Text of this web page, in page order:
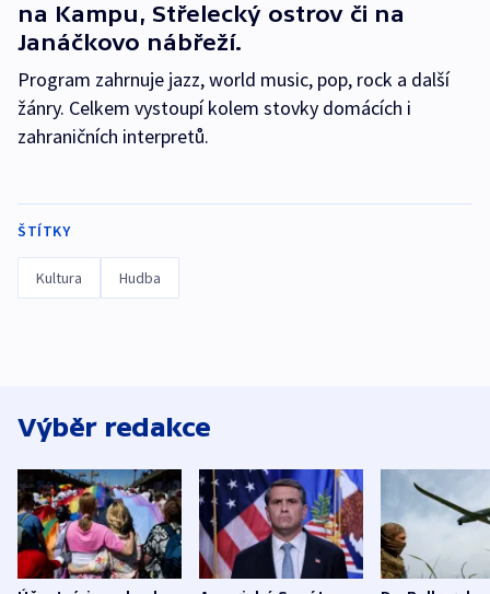
na Kampu, Střelecký ostrov či na
Janáčkovo nábřeží.
Program zahrnuje jazz, world music, pop, rock a další
žánry. Celkem vystoupí kolem stovky domácích i
zahraničních interpretů.
ŠTÍTKY
Kultura Hudba
Výběr redakce